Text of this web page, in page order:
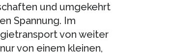
und umgekehrt
Spannung. Im
von weiter
von einem kleinen,